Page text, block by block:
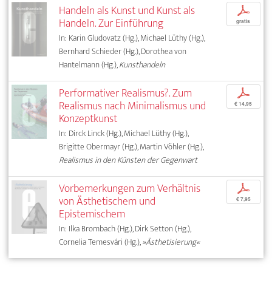
Handeln als Kunst und Kunst als
Handeln. Zur Einführung
In: Karin Gludovatz (Hg.), Michael Lüthy (Hg.),
Bernhard Schieder (Hg.), Dorothea von
Hantelmann (Hg.),Kunsthandeln
p
gratis
Performativer Realismus?. Zum
Realismus nach Minimalismus und
Konzeptkunst
In: Dirck Linck (Hg.), Michael Lüthy (Hg.),
Brigitte Obermayr (Hg.), Martin Vöhler (Hg.),
Realismus in den Künsten der Gegenwart
p
€ 14,95
Vorbemerkungen zum Verhältnis
von Ästhetischem und
Epistemischem
In: Ilka Brombach (Hg.), Dirk Setton (Hg.),
Cornelia Temesvári (Hg.),»Ästhetisierung«
p
€ 7,95